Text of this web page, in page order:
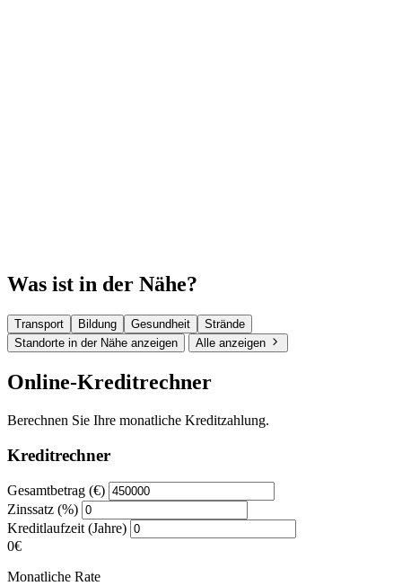
Was ist in der Nähe?
Transport Bildung Gesundheit
Strände
Standorte in der Nähe anzeigen
Alle anzeigen
Online-Kreditrechner
Berechnen Sie Ihre monatliche Kreditzahlung.
Kreditrechner
Gesamtbetrag (€)
Zinssatz (%)
Kreditlaufzeit (Jahre)
0€
Monatliche Rate